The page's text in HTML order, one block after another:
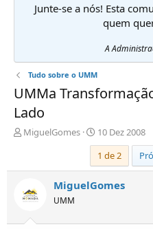
Junte-se a nós! Esta
quem
A
Tudo sobre o UMM
UMMa
Lado
I
c
a
d
MiguelGomes
D
a
t
a
d
e
10 Dez 2008
1 de 2
MiguelGomes
UMM